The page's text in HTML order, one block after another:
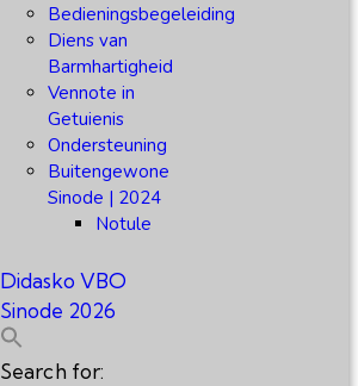
Bedieningsbegeleiding
Diens van
Barmhartigheid
Vennote in
Getuienis
Ondersteuning
Buitengewone
Sinode | 2024
Notule
Didasko VBO
Sinode 2026
Search for: